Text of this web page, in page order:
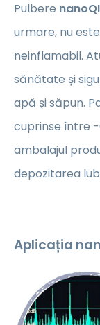
Pulbere
urmare, nu
neinflamabil.
sănătate și
apă și săpun.
cuprinse între -
ambalajul
depozitarea
Aplicația